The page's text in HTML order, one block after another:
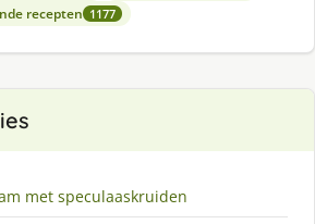
recepten 1177
met speculaaskruiden